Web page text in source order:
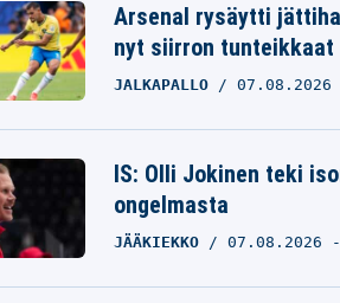
Arsenal rysäytti
nyt siirron
JALKAPALLO 07.08.2026
IS: Olli Jokinen teki
ongelmasta
JÄÄKIEKKO 07.08.2026